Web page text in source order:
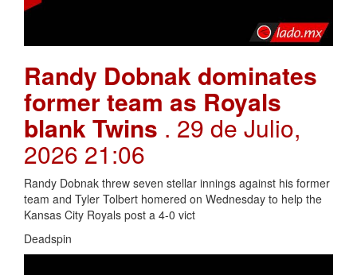
Randy Dobnak dominates
former team as Royals
blank Twins . 29 de Julio,
2026 21:06
Randy Dobnak threw seven stellar innings against his former
team and Tyler Tolbert homered on Wednesday to help the
Kansas City Royals post a 4-0 vict
Deadspin